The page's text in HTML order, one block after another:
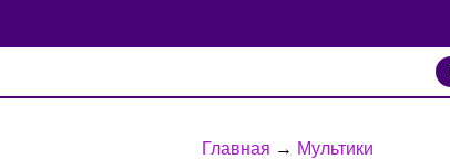
Главная → Мультики